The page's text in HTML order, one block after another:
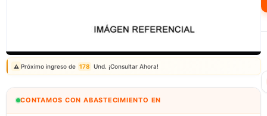
⚠️ Próximo ingreso de 178 Und. ¡Consultar Ahora!
CONTAMOS CON ABASTECIMIENTO EN